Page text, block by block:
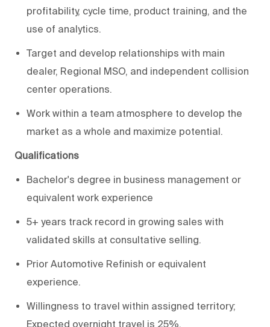
profitability, cycle time, product training, and the
use of analytics.
Target and develop relationships with main
dealer, Regional MSO, and independent collision
center operations.
Work within a team atmosphere to develop the
market as a whole and maximize potential.
Qualifications
Bachelor's degree in business management or
equivalent work experience
5+ years track record in growing sales with
validated skills at consultative selling.
Prior Automotive Refinish or equivalent
experience.
Willingness to travel within assigned territory;
Expected overnight travel is 25%.